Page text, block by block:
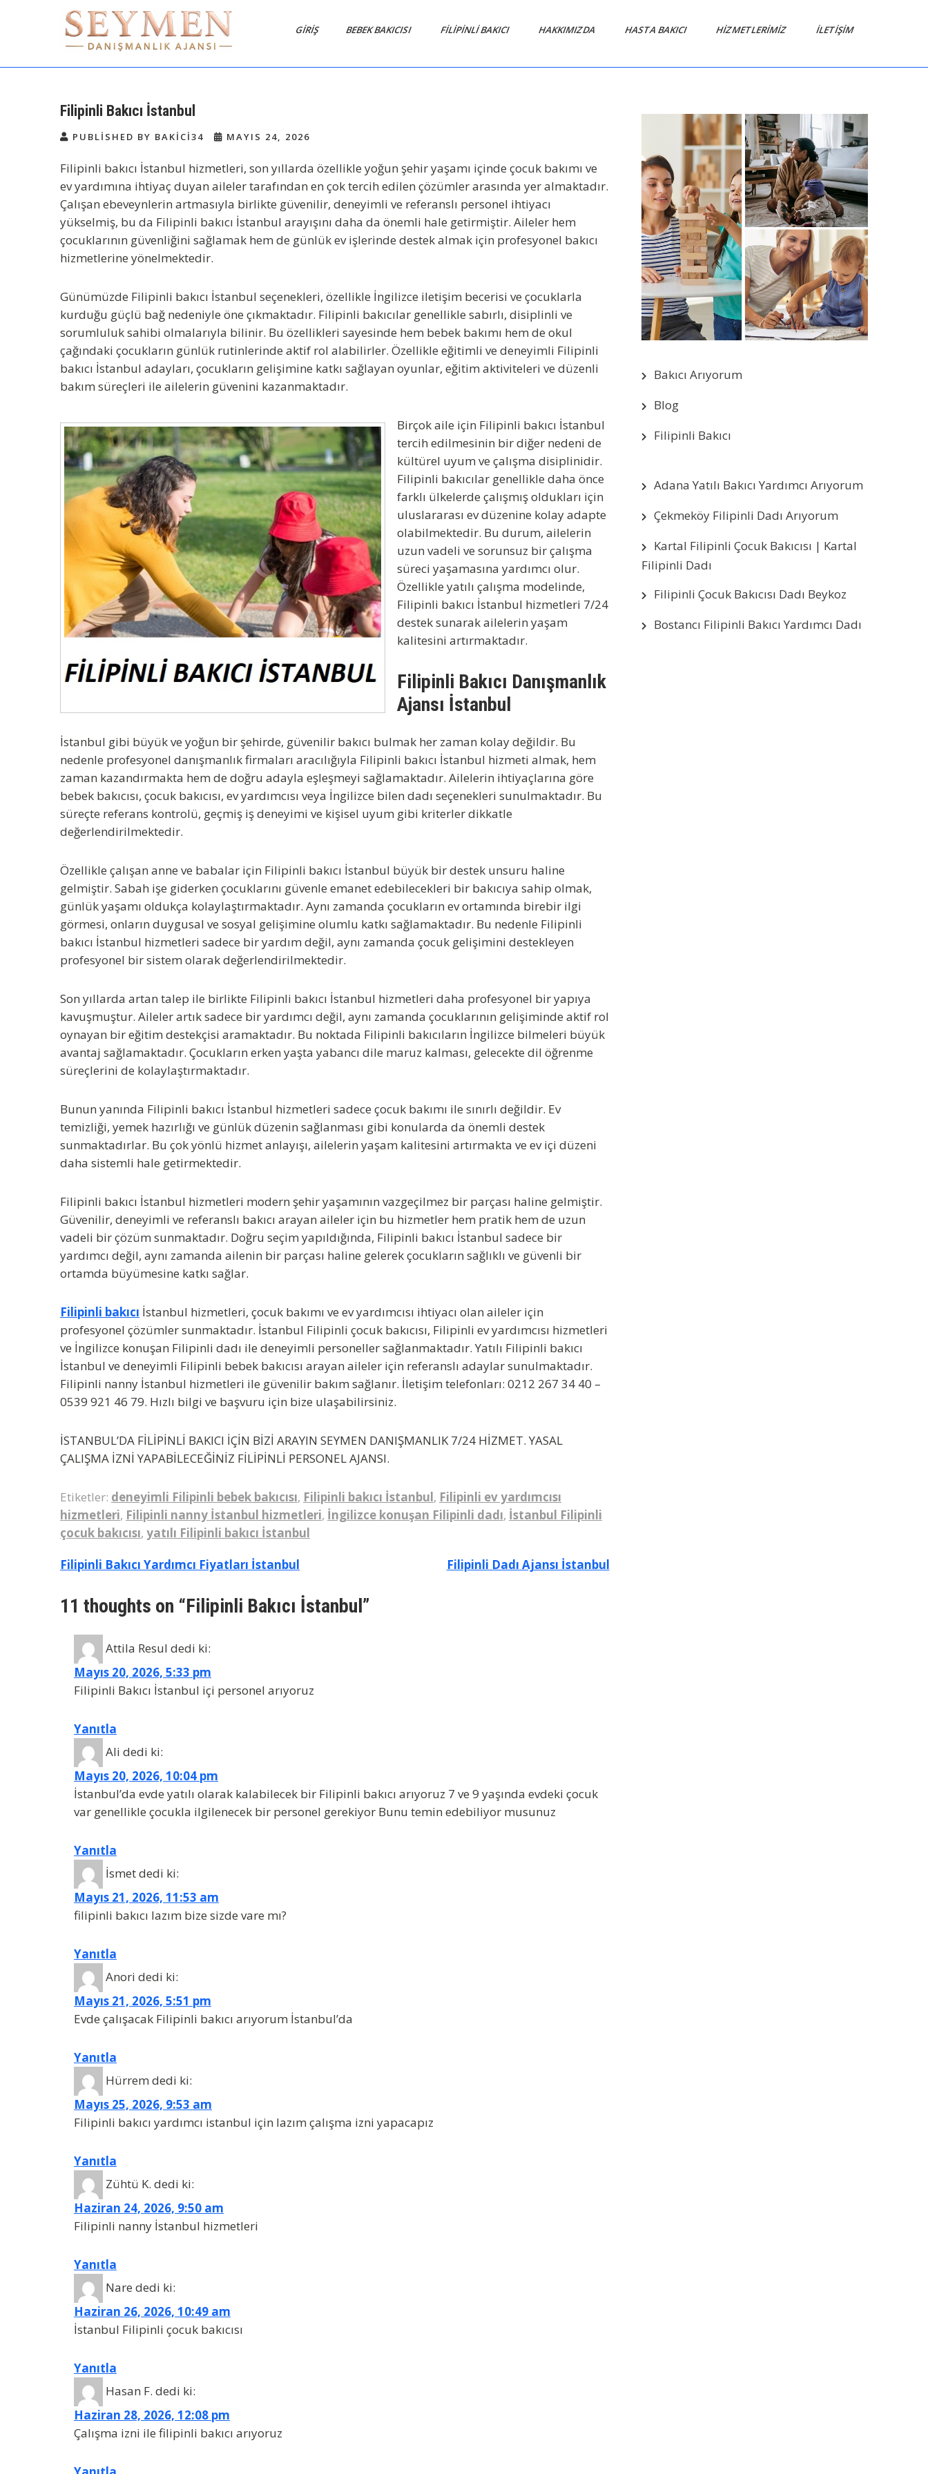
Seymen Danışmanlık |
Bakıcı Yardımcı Danışmanlık
GIRIŞ BEBEK BAKICISI FİLİPİNLİ BAKICI HAKKIMIZDA HASTA BAKICI HIZMETLERIMIZ İLETIŞIM
Filipinli Bakıcı İstanbul
PUBLISHED BY BAKICI34 MAYIS 24, 2026
Filipinli bakıcı İstanbul hizmetleri, son yıllarda özellikle yoğun şehir yaşamı içinde çocuk bakımı ve
ev yardımına ihtiyaç duyan aileler tarafından en çok tercih edilen çözümler arasında yer almaktadır.
Çalışan ebeveynlerin artmasıyla birlikte güvenilir, deneyimli ve referanslı personel ihtiyacı
yükselmiş, bu da Filipinli bakıcı İstanbul arayışını daha da önemli hale getirmiştir. Aileler hem
çocuklarının güvenliğini sağlamak hem de günlük ev işlerinde destek almak için profesyonel bakıcı
hizmetlerine yönelmektedir.
Günümüzde Filipinli bakıcı İstanbul seçenekleri, özellikle İngilizce iletişim becerisi ve çocuklarla
kurduğu güçlü bağ nedeniyle öne çıkmaktadır. Filipinli bakıcılar genellikle sabırlı, disiplinli ve
sorumluluk sahibi olmalarıyla bilinir. Bu özellikleri sayesinde hem bebek bakımı hem de okul
çağındaki çocukların günlük rutinlerinde aktif rol alabilirler. Özellikle eğitimli ve deneyimli Filipinli
bakıcı İstanbul adayları, çocukların gelişimine katkı sağlayan oyunlar, eğitim aktiviteleri ve düzenli
bakım süreçleri ile ailelerin güvenini kazanmaktadır.
Birçok aile için Filipinli bakıcı İstanbul
tercih edilmesinin bir diğer nedeni de
kültürel uyum ve çalışma disiplinidir.
Filipinli bakıcılar genellikle daha önce
farklı ülkelerde çalışmış oldukları için
uluslararası ev düzenine kolay adapte
olabilmektedir. Bu durum, ailelerin
uzun vadeli ve sorunsuz bir çalışma
süreci yaşamasına yardımcı olur.
Özellikle yatılı çalışma modelinde,
Filipinli bakıcı İstanbul hizmetleri 7/24
destek sunarak ailelerin yaşam
kalitesini artırmaktadır.
Filipinli Bakıcı Danışmanlık
Ajansı İstanbul
İstanbul gibi büyük ve yoğun bir şehirde, güvenilir bakıcı bulmak her zaman kolay değildir. Bu
nedenle profesyonel danışmanlık firmaları aracılığıyla Filipinli bakıcı İstanbul hizmeti almak, hem
zaman kazandırmakta hem de doğru adayla eşleşmeyi sağlamaktadır. Ailelerin ihtiyaçlarına göre
bebek bakıcısı, çocuk bakıcısı, ev yardımcısı veya İngilizce bilen dadı seçenekleri sunulmaktadır. Bu
süreçte referans kontrolü, geçmiş iş deneyimi ve kişisel uyum gibi kriterler dikkatle
değerlendirilmektedir.
Özellikle çalışan anne ve babalar için Filipinli bakıcı İstanbul büyük bir destek unsuru haline
gelmiştir. Sabah işe giderken çocuklarını güvenle emanet edebilecekleri bir bakıcıya sahip olmak,
günlük yaşamı oldukça kolaylaştırmaktadır. Aynı zamanda çocukların ev ortamında birebir ilgi
görmesi, onların duygusal ve sosyal gelişimine olumlu katkı sağlamaktadır. Bu nedenle Filipinli
bakıcı İstanbul hizmetleri sadece bir yardım değil, aynı zamanda çocuk gelişimini destekleyen
profesyonel bir sistem olarak değerlendirilmektedir.
Son yıllarda artan talep ile birlikte Filipinli bakıcı İstanbul hizmetleri daha profesyonel bir yapıya
kavuşmuştur. Aileler artık sadece bir yardımcı değil, aynı zamanda çocuklarının gelişiminde aktif rol
oynayan bir eğitim destekçisi aramaktadır. Bu noktada Filipinli bakıcıların İngilizce bilmeleri büyük
avantaj sağlamaktadır. Çocukların erken yaşta yabancı dile maruz kalması, gelecekte dil öğrenme
süreçlerini de kolaylaştırmaktadır.
Bunun yanında Filipinli bakıcı İstanbul hizmetleri sadece çocuk bakımı ile sınırlı değildir. Ev
temizliği, yemek hazırlığı ve günlük düzenin sağlanması gibi konularda da önemli destek
sunmaktadırlar. Bu çok yönlü hizmet anlayışı, ailelerin yaşam kalitesini artırmakta ve ev içi düzeni
daha sistemli hale getirmektedir.
Filipinli bakıcı İstanbul hizmetleri modern şehir yaşamının vazgeçilmez bir parçası haline gelmiştir.
Güvenilir, deneyimli ve referanslı bakıcı arayan aileler için bu hizmetler hem pratik hem de uzun
vadeli bir çözüm sunmaktadır. Doğru seçim yapıldığında, Filipinli bakıcı İstanbul sadece bir
yardımcı değil, aynı zamanda ailenin bir parçası haline gelerek çocukların sağlıklı ve güvenli bir
ortamda büyümesine katkı sağlar.
Filipinli bakıcı İstanbul hizmetleri, çocuk bakımı ve ev yardımcısı ihtiyacı olan aileler için
profesyonel çözümler sunmaktadır. İstanbul Filipinli çocuk bakıcısı, Filipinli ev yardımcısı hizmetleri
ve İngilizce konuşan Filipinli dadı ile deneyimli personeller sağlanmaktadır. Yatılı Filipinli bakıcı
İstanbul ve deneyimli Filipinli bebek bakıcısı arayan aileler için referanslı adaylar sunulmaktadır.
Filipinli nanny İstanbul hizmetleri ile güvenilir bakım sağlanır. İletişim telefonları: 0212 267 34 40 –
0539 921 46 79. Hızlı bilgi ve başvuru için bize ulaşabilirsiniz.
İSTANBUL’DA FİLİPİNLİ BAKICI İÇİN BİZİ ARAYIN SEYMEN DANIŞMANLIK 7/24 HİZMET. YASAL
ÇALIŞMA İZNİ YAPABİLECEĞİNİZ FİLİPİNLİ PERSONEL AJANSI.
Etiketler: deneyimli Filipinli bebek bakıcısı, Filipinli bakıcı İstanbul, Filipinli ev yardımcısı
hizmetleri, Filipinli nanny İstanbul hizmetleri, İngilizce konuşan Filipinli dadı, İstanbul Filipinli
çocuk bakıcısı, yatılı Filipinli bakıcı İstanbul
Yazı
Filipinli Bakıcı Yardımcı Fiyatları İstanbul Filipinli Dadı Ajansı İstanbul
11 thoughts on “Filipinli Bakıcı İstanbul”
Attila Resul dedi ki:
Mayıs 20, 2026, 5:33 pm
Filipinli Bakıcı İstanbul içi personel arıyoruz
Yanıtla
Ali dedi ki:
Mayıs 20, 2026, 10:04 pm
İstanbul’da evde yatılı olarak kalabilecek bir Filipinli bakıcı arıyoruz 7 ve 9 yaşında evdeki çocuk
var genellikle çocukla ilgilenecek bir personel gerekiyor Bunu temin edebiliyor musunuz
Yanıtla
İsmetdedi ki:
Mayıs 21, 2026, 11:53 am
filipinli bakıcı lazım bize sizde vare mı?
Yanıtla
Anori dedi ki:
Mayıs 21, 2026, 5:51 pm
Evde çalışacak Filipinli bakıcı arıyorum İstanbul’da
Yanıtla
Hürrem dedi ki:
Mayıs 25, 2026, 9:53 am
Filipinli bakıcı yardımcı istanbul için lazım çalışma izni yapacapız
Yanıtla
Zühtü K. dedi ki:
Haziran 24, 2026, 9:50 am
Filipinli nanny İstanbul hizmetleri
Yanıtla
Nare dedi ki:
Haziran 26, 2026, 10:49 am
İstanbul Filipinli çocuk bakıcısı
Yanıtla
Hasan F. dedi ki:
Haziran 28, 2026, 12:08 pm
Çalışma izni ile filipinli bakıcı arıyoruz
Bakıcı Arıyorum
Blog
Filipinli Bakıcı
Adana Yatılı Bakıcı Yardımcı Arıyorum
Çekmeköy Filipinli Dadı Arıyorum
Kartal Filipinli Çocuk Bakıcısı | Kartal
Filipinli Dadı
Filipinli Çocuk Bakıcısı Dadı Beykoz
Bostancı Filipinli Bakıcı Yardımcı Dadı